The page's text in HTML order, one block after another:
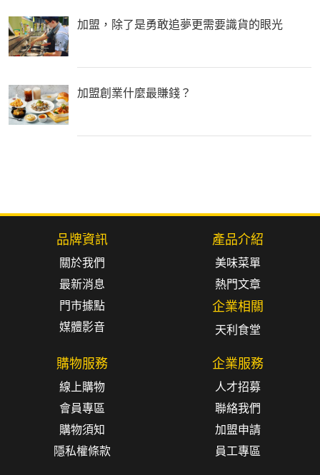
加盟，除了是勇敢追夢更需要識貨的眼光
加盟創業什麼最賺錢？
品牌資訊
關於我們
最新消息
門市據點
媒體影音
產品介紹
美味菜單
熱門文章
企業相關
天利食堂
購物服務
線上購物
會員專區
購物須知
隱私權條款
企業服務
人才招募
聯絡我們
加盟申請
員工專區